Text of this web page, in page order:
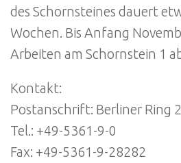
des Schornsteines dauert
Wochen. Bis Anfang
Arbeiten am Schornstein 1
Kontakt:
Postanschrift: Berliner Ring
Tel.: +49-5361-9-0
Fax: +49-5361-9-28282